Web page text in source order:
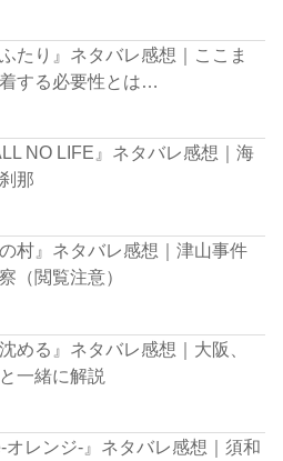
たり』ネタバレ感想｜ここま
する必要性とは…
NO LIFE』ネタバレ感想｜海
那
村』ネタバレ感想｜津山事件
（閲覧注意）
める』ネタバレ感想｜大阪、
一緒に解説
オレンジ-』ネタバレ感想｜須和